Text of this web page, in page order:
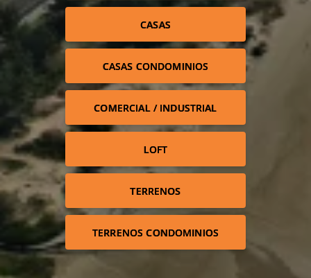
CASAS
CASAS CONDOMINIOS
COMERCIAL / INDUSTRIAL
LOFT
TERRENOS
TERRENOS CONDOMINIOS